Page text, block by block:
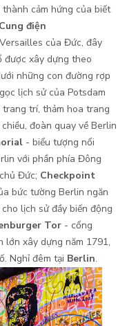
cảm hứng của biết
Cung điện
của Đức, đây
được xây dựng theo
những con đường rợp
lịch sử của Potsdam
trí, thảm hoa trang
đoàn quay về Berlin
- biểu tượng nổi
với phần phía Đông
Đức; Checkpoint
bức tường Berlin ngăn
lịch sử đầy biến động
Tor - cổng
lớn xây dựng năm 1791,
Nghỉ đêm tại Berlin.